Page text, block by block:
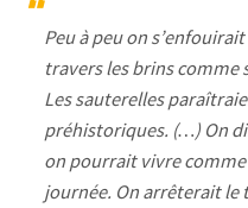
Peu à peu on
travers les brins comme
Les sauterelles
préhistoriques. (…) On
on pourrait vivre
journée. On arrêterait le